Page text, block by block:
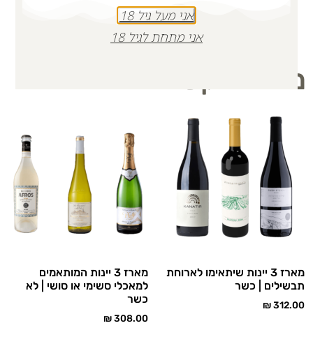
מוצרים קשורים
מארז 3 יינות שיתאימו לארוחת
תבשילים | כשר
₪312.00
מארז 3 יינות המותאמים
למאכלי סשימי או סושי | לא
כשר
₪308.00
אני מעל גיל 18
אני מתחת לגיל 18